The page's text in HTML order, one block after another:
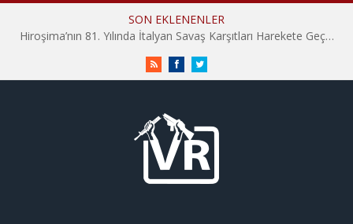
SON EKLENENLER
Hiroşima’nın 81. Yılında İtalyan Savaş Karşıtları Harekete Geçti: “Hatırlamak yeterli değil”
RSS FacebookTwitter